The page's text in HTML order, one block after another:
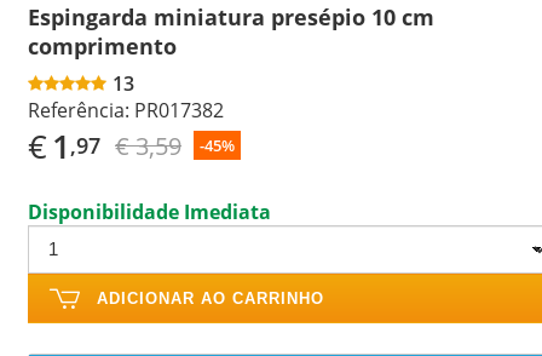
Espingarda miniatura presépio 10 cm
comprimento
13
Referência: PR017382
€1 ,97 € 3,59 -45%
Disponibilidade Imediata
ADICIONAR AO CARRINHO